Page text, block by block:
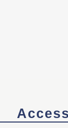
Access